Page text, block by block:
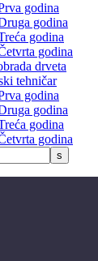
godina
godina
godina
godina
drveta
tehničar
godina
godina
godina
godina